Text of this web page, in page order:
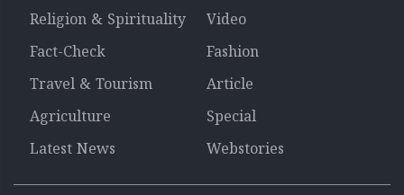
Religion & Spirituality
Video
Fact-Check
Fashion
Travel & Tourism
Article
Agriculture
Special
Latest News
Webstories